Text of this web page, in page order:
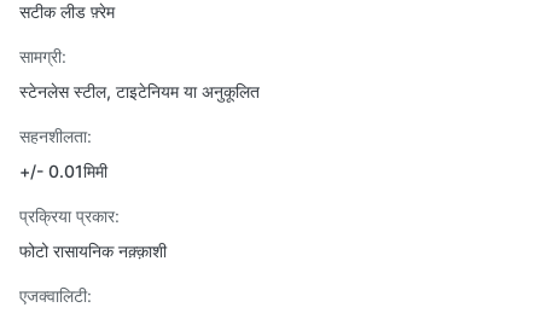
सटीक लीड फ़्रेम
सामग्री:
स्टेनलेस स्टील, टाइटेनियम या अनुकूलित
सहनशीलता:
+/- 0.01मिमी
प्रक्रिया प्रकार:
फोटो रासायनिक नक़्क़ाशी
एजक्वालिटी: